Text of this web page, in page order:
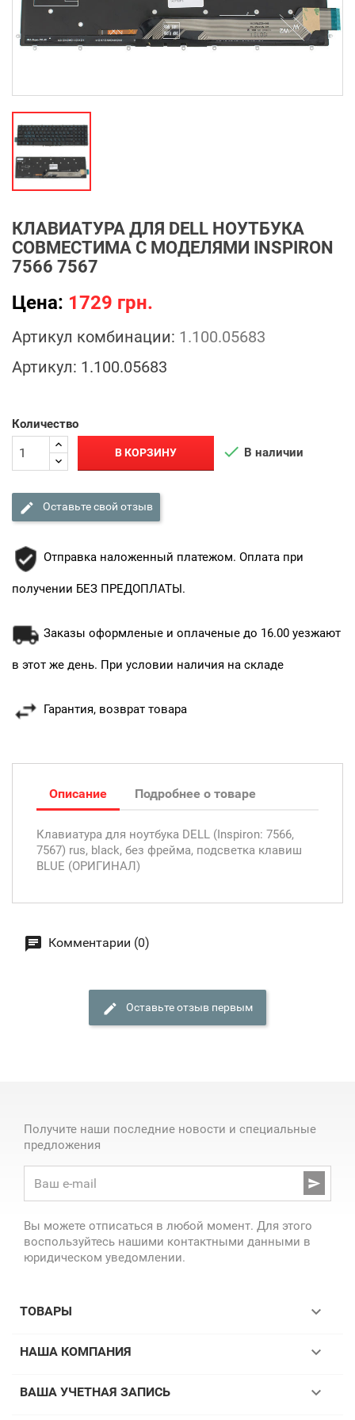
КЛАВИАТУРА ДЛЯ DELL НОУТБУКА
СОВМЕСТИМА С МОДЕЛЯМИ INSPIRON
7566 7567
Цена: 1729 грн.
Артикул комбинации: 1.100.05683
Артикул: 1.100.05683
Количество
В КОРЗИНУ  В наличии
Оставьте свой отзыв
Отправка наложенный платежом. Оплата при
получении БЕЗ ПРЕДОПЛАТЫ.
Заказы оформленые и оплаченые до 16.00 уезжают
в этот же день. При условии наличия на складе
Гарантия, возврат товара
Описание Подробнее о товаре
Клавиатура для ноутбука DELL (Inspiron: 7566,
7567) rus, black, без фрейма, подсветка клавиш
BLUE (ОРИГИНАЛ)
Комментарии (0)
Оставьте отзыв первым
Получите наши последние новости и специальные
предложения

Вы можете отписаться в любой момент. Для этого
воспользуйтесь нашими контактными данными в
юридическом уведомлении.
ТОВАРЫ 
НАША КОМПАНИЯ 
ВАША УЧЕТНАЯ ЗАПИСЬ 